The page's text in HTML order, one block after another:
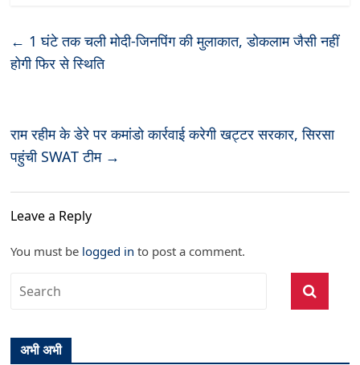
← 1 घंटे तक चली मोदी-जिनपिंग की मुलाकात, डोकलाम जैसी नहीं
होगी फिर से स्थिति
राम रहीम के डेरे पर कमांडो कार्रवाई करेगी खट्टर सरकार, सिरसा
पहुंची SWAT टीम →
Leave a Reply
You must be logged in to post a comment.
अभी अभी